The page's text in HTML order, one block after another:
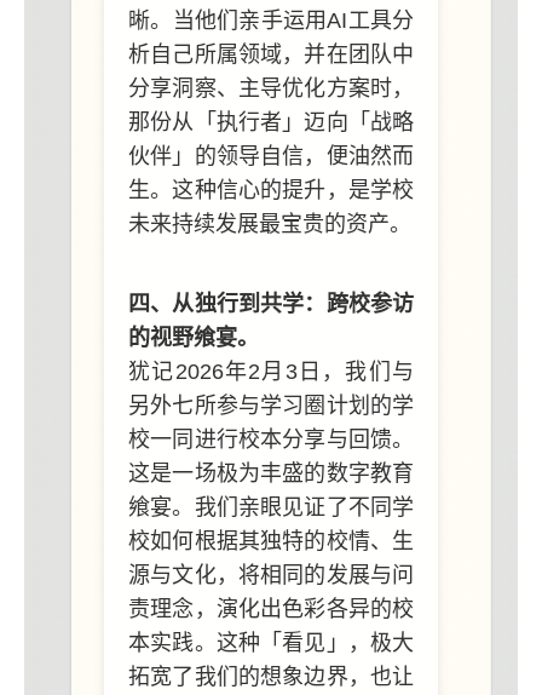
晰。当他们亲手运用AI工具分
析自己所属领域，并在团队中
分享洞察、主导优化方案时，
那份从「执行者」迈向「战略
伙伴」的领导自信，便油然而
生。这种信心的提升，是学校
未来持续发展最宝贵的资产。
四、从独行到共学：跨校参访
的视野飨宴。
犹记2026年2月3日，我们与
另外七所参与学习圈计划的学
校一同进行校本分享与回馈。
这是一场极为丰盛的数字教育
飨宴。我们亲眼见证了不同学
校如何根据其独特的校情、生
源与文化，将相同的发展与问
责理念，演化出色彩各异的校
本实践。这种「看见」，极大
拓宽了我们的想象边界，也让